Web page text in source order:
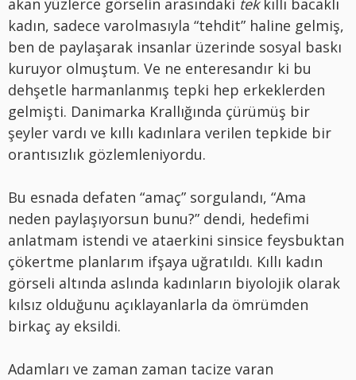
akan yüzlerce görselin arasındaki tekkıllı bacaklı
kadın, sadece varolmasıyla “tehdit” haline gelmiş,
ben de paylaşarak insanlar üzerinde sosyal baskı
kuruyor olmuştum. Ve ne enteresandır ki bu
dehşetle harmanlanmış tepki hep erkeklerden
gelmişti. Danimarka Krallığında çürümüş bir
şeyler vardı ve kıllı kadınlara verilen tepkide bir
orantısızlık gözlemleniyordu.
Bu esnada defaten “amaç” sorgulandı, “Ama
neden paylaşıyorsun bunu?” dendi, hedefimi
anlatmam istendi ve ataerkini sinsice feysbuktan
çökertme planlarım ifşaya uğratıldı. Kıllı kadın
görseli altında aslında kadınların biyolojik olarak
kılsız olduğunu açıklayanlarla da ömrümden
birkaç ay eksildi.
Adamları ve zaman zaman tacize varan